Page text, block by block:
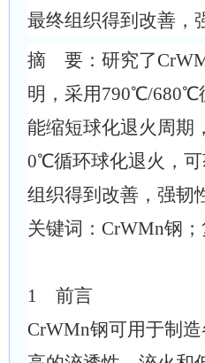
最终组织得到改善，
摘 要：研究了
明，采用790℃/680℃
能缩短球化退火周期
0℃循环球化退火，
组织得到改善，强韧
关键词：CrWMn钢
1 前言
CrWMn钢可用于制